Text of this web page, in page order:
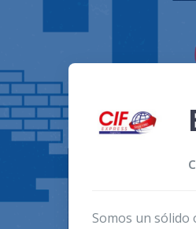
Somos un sólido